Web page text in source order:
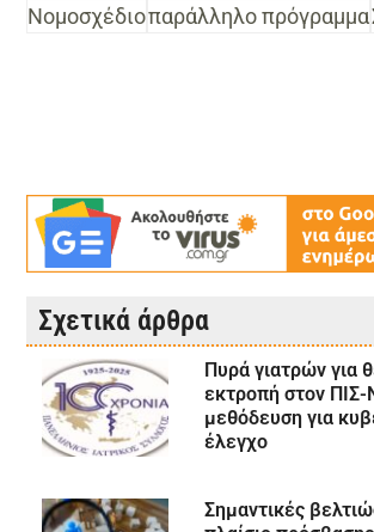
Νομοσχέδιοπαράλληλο πρόγραμμα
Σχετικά άρθρα
Πυρά γιατρών για
εκτροπή στον ΠΙΣ-
μεθόδευση για
έλεγχο
Σημαντικές